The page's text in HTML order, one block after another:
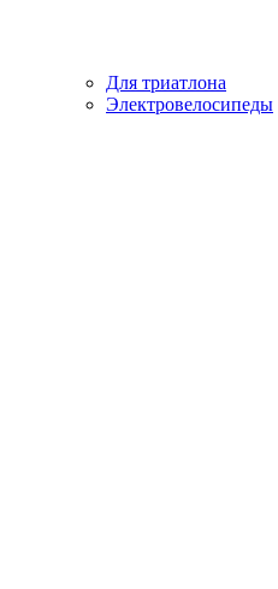
Для триатлона
Электровелосипеды